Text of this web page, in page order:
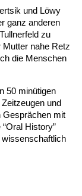
und Löwy
ganz anderen
zu
nahe Retz
die Menschen
50 minütigen
und
Gesprächen mit
History”